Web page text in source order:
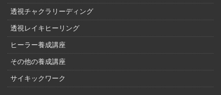
透視チャクラリーディング
透視レイキヒーリング
ヒーラー養成講座
その他の養成講座
サイキックワーク